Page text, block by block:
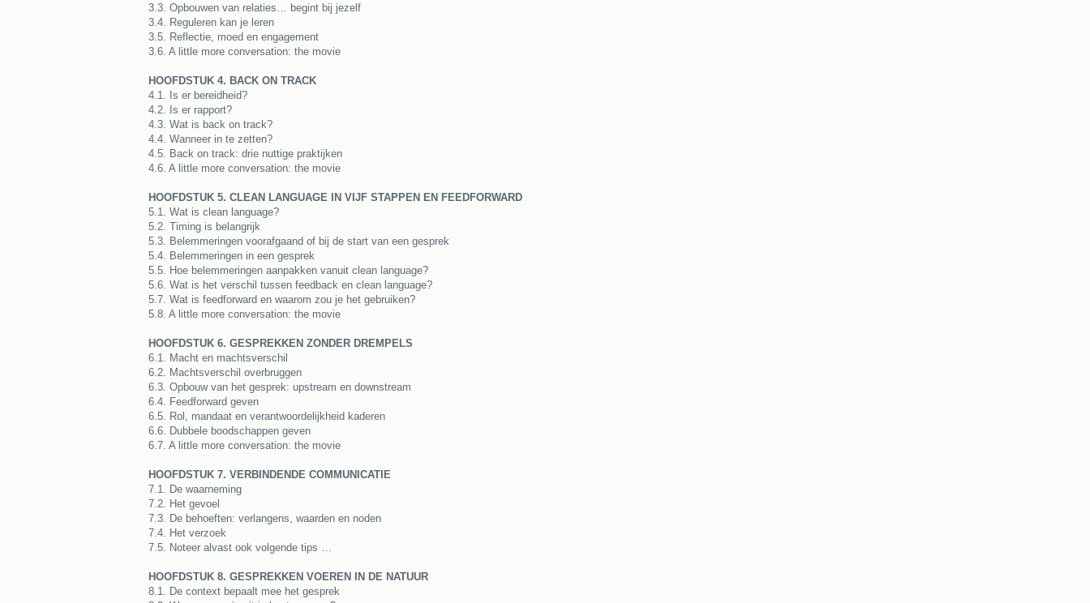
3.3. Opbouwen van relaties… begint bij jezelf
3.4. Reguleren kan je leren
3.5. Reflectie, moed en engagement
3.6. A little more conversation: the movie
HOOFDSTUK 4. BACK ON TRACK
4.1. Is er bereidheid?
4.2. Is er rapport?
4.3. Wat is back on track?
4.4. Wanneer in te zetten?
4.5. Back on track: drie nuttige praktijken
4.6. A little more conversation: the movie
HOOFDSTUK 5. CLEAN LANGUAGE IN VIJF STAPPEN EN FEEDFORWARD
5.1. Wat is clean language?
5.2. Timing is belangrijk
5.3. Belemmeringen voorafgaand of bij de start van een gesprek
5.4. Belemmeringen in een gesprek
5.5. Hoe belemmeringen aanpakken vanuit clean language?
5.6. Wat is het verschil tussen feedback en clean language?
5.7. Wat is feedforward en waarom zou je het gebruiken?
5.8. A little more conversation: the movie
HOOFDSTUK 6. GESPREKKEN ZONDER DREMPELS
6.1. Macht en machtsverschil
6.2. Machtsverschil overbruggen
6.3. Opbouw van het gesprek: upstream en downstream
6.4. Feedforward geven
6.5. Rol, mandaat en verantwoordelijkheid kaderen
6.6. Dubbele boodschappen geven
6.7. A little more conversation: the movie
HOOFDSTUK 7. VERBINDENDE COMMUNICATIE
7.1. De waarneming
7.2. Het gevoel
7.3. De behoeften: verlangens, waarden en noden
7.4. Het verzoek
7.5. Noteer alvast ook volgende tips …
HOOFDSTUK 8. GESPREKKEN VOEREN IN DE NATUUR
8.1. De context bepaalt mee het gesprek